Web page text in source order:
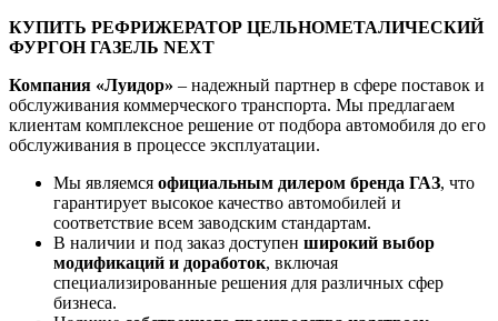
КУПИТЬ РЕФРИЖЕРАТОР ЦЕЛЬНОМЕТАЛИЧЕСКИЙ
ФУРГОН ГАЗЕЛЬ NEXT
Компания «Луидор» – надежный партнер в сфере поставок и
обслуживания коммерческого транспорта. Мы предлагаем
клиентам комплексное решение от подбора автомобиля до его
обслуживания в процессе эксплуатации.
Мы являемся официальным дилером бренда ГАЗ, что
гарантирует высокое качество автомобилей и
соответствие всем заводским стандартам.
В наличии и под заказ доступен широкий выбор
модификаций и доработок, включая
специализированные решения для различных сфер
бизнеса.